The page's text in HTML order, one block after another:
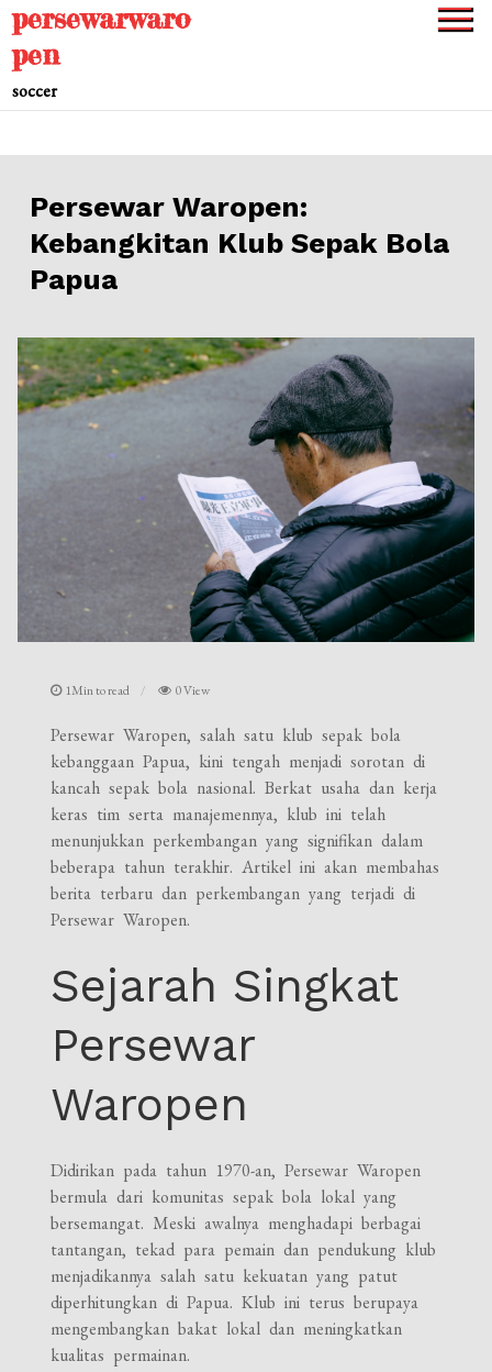
Skip
to
content
persewarwaro
pen
soccer
Persewar Waropen:
Kebangkitan Klub Sepak Bola
Papua
1Min to read 0 View
Persewar Waropen, salah satu klub sepak bola
kebanggaan Papua, kini tengah menjadi sorotan di
kancah sepak bola nasional. Berkat usaha dan kerja
keras tim serta manajemennya, klub ini telah
menunjukkan perkembangan yang signifikan dalam
beberapa tahun terakhir. Artikel ini akan membahas
berita terbaru dan perkembangan yang terjadi di
Persewar Waropen.
Sejarah Singkat
Persewar
Waropen
Didirikan pada tahun 1970-an, Persewar Waropen
bermula dari komunitas sepak bola lokal yang
bersemangat. Meski awalnya menghadapi berbagai
tantangan, tekad para pemain dan pendukung klub
menjadikannya salah satu kekuatan yang patut
diperhitungkan di Papua. Klub ini terus berupaya
mengembangkan bakat lokal dan meningkatkan
kualitas permainan.